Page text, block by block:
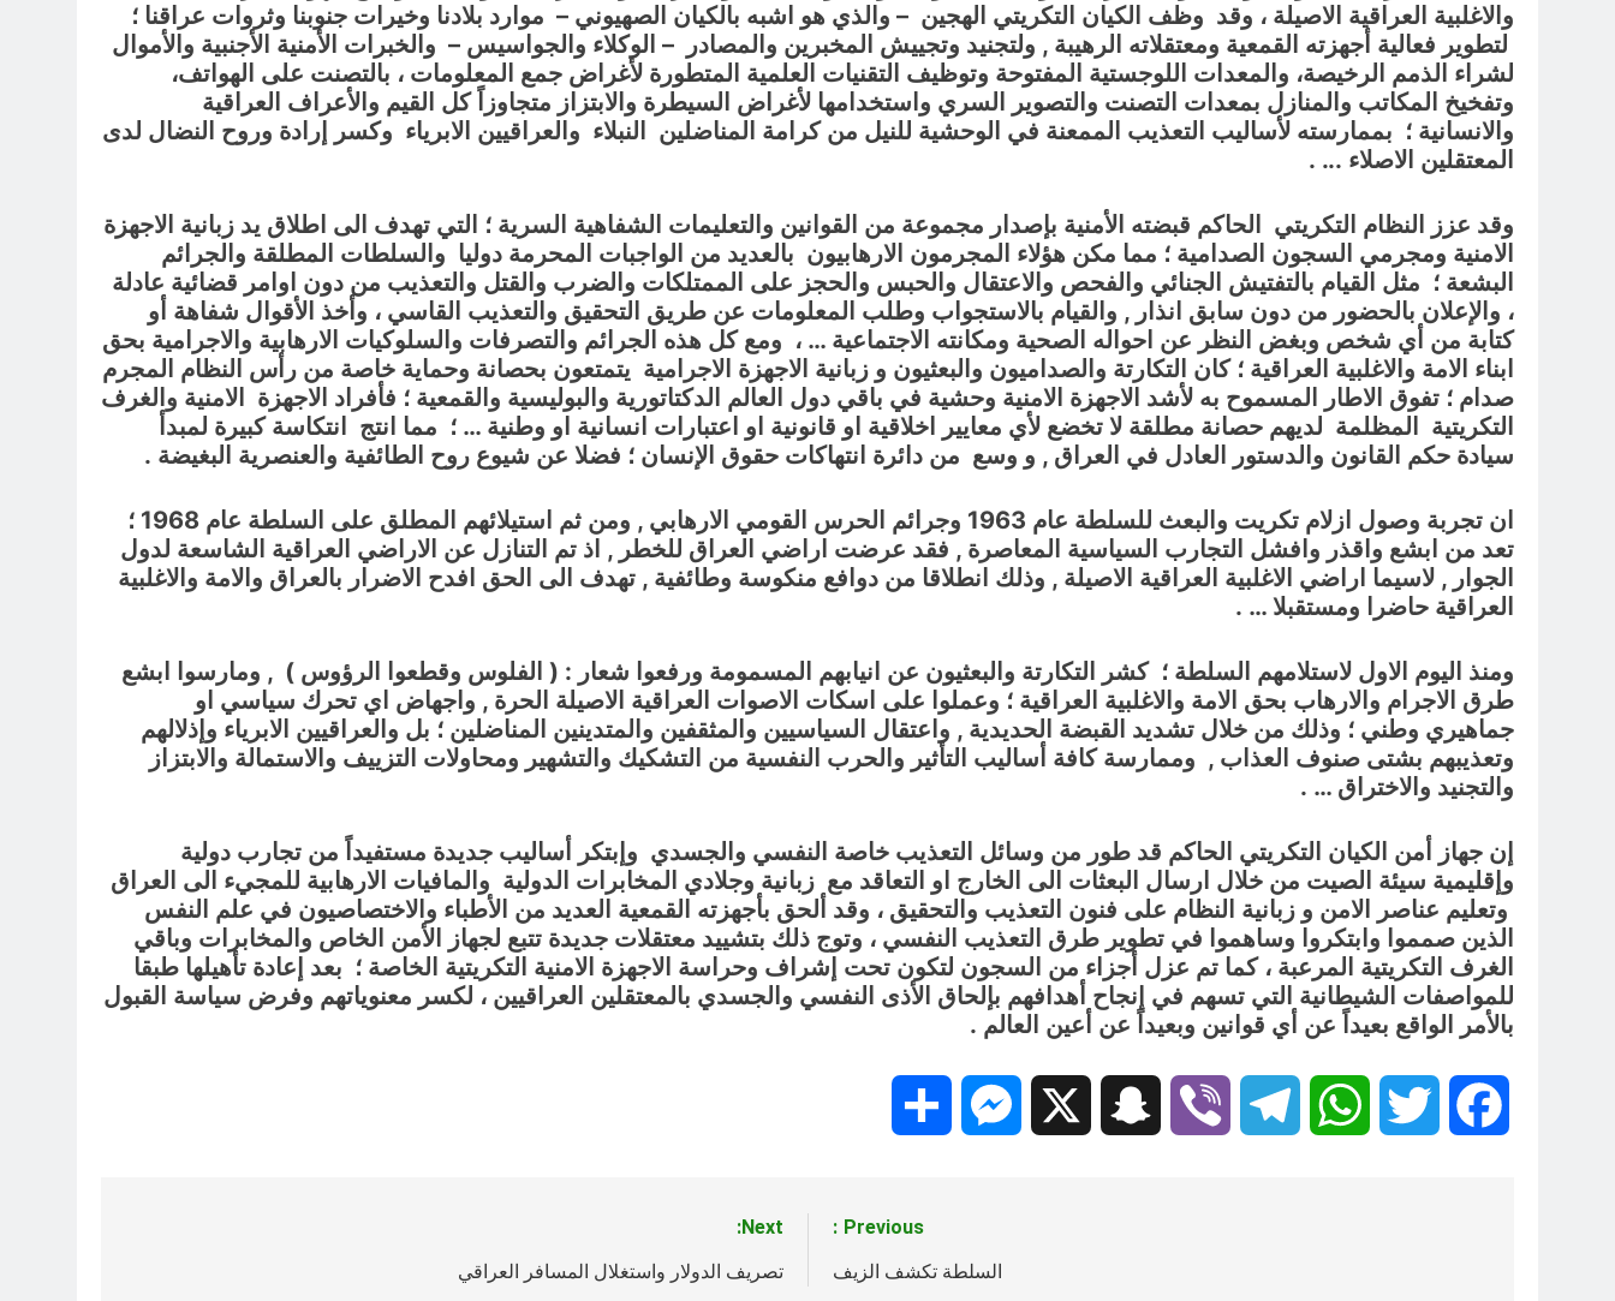
والاغلبية العراقية الاصيلة ، وقد وظف الكيان التكريتي الهجين – والذي هو اشبه بالكيان الصهيوني – موارد بلادنا وخيرات جنوبنا وثروات عراقنا ؛
لتطوير فعالية أجهزته القمعية ومعتقلاته الرهيبة , ولتجنيد وتجييش المخبرين والمصادر – الوكلاء والجواسيس – والخبرات الأمنية الأجنبية والأموال
لشراء الذمم الرخيصة، والمعدات اللوجستية المفتوحة وتوظيف التقنيات العلمية المتطورة لأغراض جمع المعلومات ، بالتصنت على الهواتف،
وتفخيخ المكاتب والمنازل بمعدات التصنت والتصوير السري واستخدامها لأغراض السيطرة والابتزاز متجاوزاً كل القيم والأعراف العراقية
والانسانية ؛ بممارسته لأساليب التعذيب الممعنة في الوحشية للنيل من كرامة المناضلين النبلاء والعراقيين الابرياء وكسر إرادة وروح النضال لدى
المعتقلين الاصلاء ... .
وقد عزز النظام التكريتي الحاكم قبضته الأمنية بإصدار مجموعة من القوانين والتعليمات الشفاهية السرية ؛ التي تهدف الى اطلاق يد زبانية الاجهزة
الامنية ومجرمي السجون الصدامية ؛ مما مكن هؤلاء المجرمون الارهابيون بالعديد من الواجبات المحرمة دوليا والسلطات المطلقة والجرائم
البشعة ؛ مثل القيام بالتفتيش الجنائي والفحص والاعتقال والحبس والحجز على الممتلكات والضرب والقتل والتعذيب من دون اوامر قضائية عادلة
، والإعلان بالحضور من دون سابق انذار , والقيام بالاستجواب وطلب المعلومات عن طريق التحقيق والتعذيب القاسي ، وأخذ الأقوال شفاهة أو
كتابة من أي شخص وبغض النظر عن احواله الصحية ومكانته الاجتماعية … ، ومع كل هذه الجرائم والتصرفات والسلوكيات الارهابية والاجرامية بحق
ابناء الامة والاغلبية العراقية ؛ كان التكارتة والصداميون والبعثيون و زبانية الاجهزة الاجرامية يتمتعون بحصانة وحماية خاصة من رأس النظام المجرم
صدام ؛ تفوق الاطار المسموح به لأشد الاجهزة الامنية وحشية في باقي دول العالم الدكتاتورية والبوليسية والقمعية ؛ فأفراد الاجهزة الامنية والغرف
التكريتية المظلمة لديهم حصانة مطلقة لا تخضع لأي معايير اخلاقية او قانونية او اعتبارات انسانية او وطنية … ؛ مما انتج انتكاسة كبيرة لمبدأ
سيادة حكم القانون والدستور العادل في العراق , و وسع من دائرة انتهاكات حقوق الإنسان ؛ فضلا عن شيوع روح الطائفية والعنصرية البغيضة .
ان تجربة وصول ازلام تكريت والبعث للسلطة عام 1963 وجرائم الحرس القومي الارهابي , ومن ثم استيلائهم المطلق على السلطة عام 1968 ؛
تعد من ابشع واقذر وافشل التجارب السياسية المعاصرة , فقد عرضت اراضي العراق للخطر , اذ تم التنازل عن الاراضي العراقية الشاسعة لدول
الجوار , لاسيما اراضي الاغلبية العراقية الاصيلة , وذلك انطلاقا من دوافع منكوسة وطائفية , تهدف الى الحق افدح الاضرار بالعراق والامة والاغلبية
العراقية حاضرا ومستقبلا … .
ومنذ اليوم الاول لاستلامهم السلطة ؛ كشر التكارتة والبعثيون عن انيابهم المسمومة ورفعوا شعار : ( الفلوس وقطعوا الرؤوس ) , ومارسوا ابشع
طرق الاجرام والارهاب بحق الامة والاغلبية العراقية ؛ وعملوا على اسكات الاصوات العراقية الاصيلة الحرة , واجهاض اي تحرك سياسي او
جماهيري وطني ؛ وذلك من خلال تشديد القبضة الحديدية , واعتقال السياسيين والمثقفين والمتدينين المناضلين ؛ بل والعراقيين الابرياء وإذلالهم
وتعذيبهم بشتى صنوف العذاب , وممارسة كافة أساليب التأثير والحرب النفسية من التشكيك والتشهير ومحاولات التزييف والاستمالة والابتزاز
والتجنيد والاختراق … .
إن جهاز أمن الكيان التكريتي الحاكم قد طور من وسائل التعذيب خاصة النفسي والجسدي وإبتكر أساليب جديدة مستفيداً من تجارب دولية
وإقليمية سيئة الصيت من خلال ارسال البعثات الى الخارج او التعاقد مع زبانية وجلادي المخابرات الدولية والمافيات الارهابية للمجيء الى العراق
وتعليم عناصر الامن و زبانية النظام على فنون التعذيب والتحقيق ، وقد ألحق بأجهزته القمعية العديد من الأطباء والاختصاصيون في علم النفس
الذين صمموا وابتكروا وساهموا في تطوير طرق التعذيب النفسي ، وتوج ذلك بتشييد معتقلات جديدة تتبع لجهاز الأمن الخاص والمخابرات وباقي
الغرف التكريتية المرعبة ، كما تم عزل أجزاء من السجون لتكون تحت إشراف وحراسة الاجهزة الامنية التكريتية الخاصة ؛ بعد إعادة تأهيلها طبقا
للمواصفات الشيطانية التي تسهم في إنجاح أهدافهم بإلحاق الأذى النفسي والجسدي بالمعتقلين العراقيين ، لكسر معنوياتهم وفرض سياسة القبول
بالأمر الواقع بعيداً عن أي قوانين وبعيداً عن أعين العالم .
Facebook
Twitter
WhatsApp
Telegram
Viber
Snapchat
Messenger
Previous:
السلطة تكشف الزيف
Next:
تصريف الدولار واستغلال المسافر العراقي